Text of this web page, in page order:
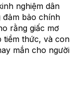
nghiệm dân
đảm bảo chính
rằng giấc mơ
tiềm thức, và con
mắn cho người